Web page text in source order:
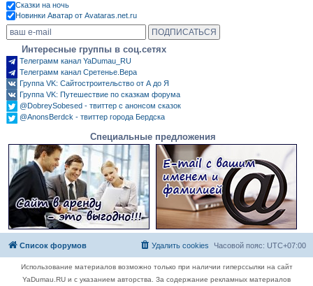
Сказки на ночь
Новинки Аватар от Avataras.net.ru
Интересные группы в соц.сетях
Телеграмм канал YaDumau_RU
Телеграмм канал Сретенье.Вера
Группа VK: Сайтостроительство от А до Я
Группа VK: Путешествие по сказкам форума
@DobreySobesed - твиттер с анонсом сказок
@AnonsBerdck - твиттер города Бердска
Специальные предложения
Список форумов Часовой пояс: UTC+07:00
Удалить cookies
Использование материалов возможно только при наличии гиперссылки на сайт
YaDumau.RU и с указанием авторства. За содержание рекламных материалов